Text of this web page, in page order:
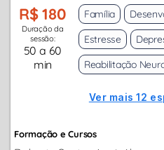
R$ 180
Duração da
sessão:
50 a 60
min
Família
Estresse
Reabilitação
Ver mais 12
Formação e Cursos